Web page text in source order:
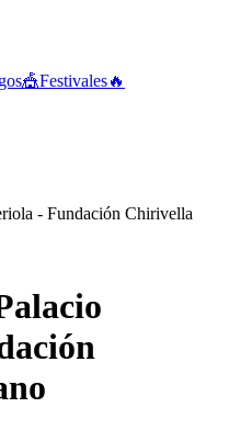
🎪Festivales🔥
- Fundación Chirivella